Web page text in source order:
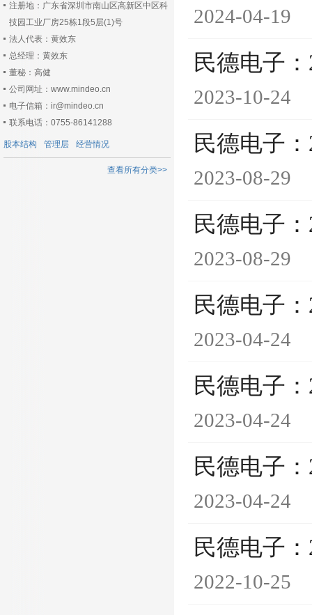
注册地：广东省深圳市南山区高新区中区科
技园工业厂房25栋1段5层(1)号
法人代表：黄效东
总经理：黄效东
董秘：高健
公司网址：www.mindeo.cn
电子信箱：ir@mindeo.cn
联系电话：0755-86141288
股本结构 管理层 经营情况
查看所有分类>>
2024-04-19
民德电子
2023-10-24
民德电子
2023-08-29
民德电子
2023-08-29
民德电子
2023-04-24
民德电子
2023-04-24
民德电子
2023-04-24
民德电子
2022-10-25